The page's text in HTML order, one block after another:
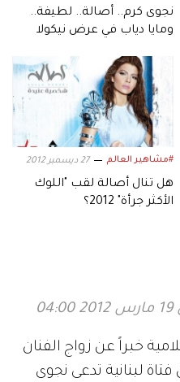
نجوى كرم.. أصالة.. لطيفة..
ومايا دياب في عرض نيكولا
#مشاهير العالم 27 ديسمبر 2012
هل تنال أصالة لقب "اللوك
الأكثر جرأة" 2012؟
خبراً عن زواج الفنان
لبنانية تدعى نجوى